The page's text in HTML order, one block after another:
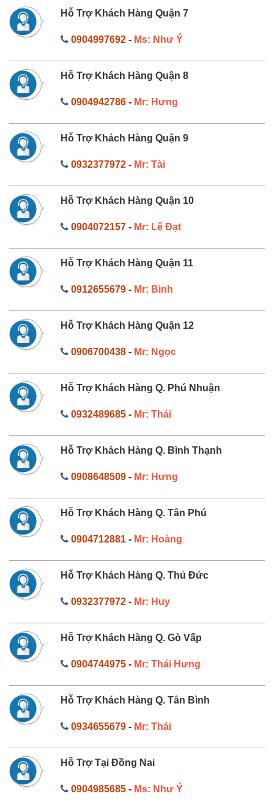
Hỗ Trợ Khách Hàng Quận 7
0904997692- Ms: Như Ý
Hỗ Trợ Khách Hàng Quận 8
0904942786- Mr: Hưng
Hỗ Trợ Khách Hàng Quận 9
0932377972- Mr: Tài
Hỗ Trợ Khách Hàng Quận 10
0904072157- Mr: Lê Đạt
Hỗ Trợ Khách Hàng Quận 11
0912655679- Mr: Bình
Hỗ Trợ Khách Hàng Quận 12
0906700438- Mr: Ngọc
Hỗ Trợ Khách Hàng Q. Phú Nhuận
0932489685- Mr: Thái
Hỗ Trợ Khách Hàng Q. Bình Thạnh
0908648509- Mr: Hưng
Hỗ Trợ Khách Hàng Q. Tân Phú
0904712881- Mr: Hoàng
Hỗ Trợ Khách Hàng Q. Thủ Đức
0932377972- Mr: Huy
Hỗ Trợ Khách Hàng Q. Gò Vấp
0904744975- Mr: Thái Hưng
Hỗ Trợ Khách Hàng Q. Tân Bình
0934655679- Mr: Thái
Hỗ Trợ Tại Đồng Nai
0904985685- Ms: Như Ý